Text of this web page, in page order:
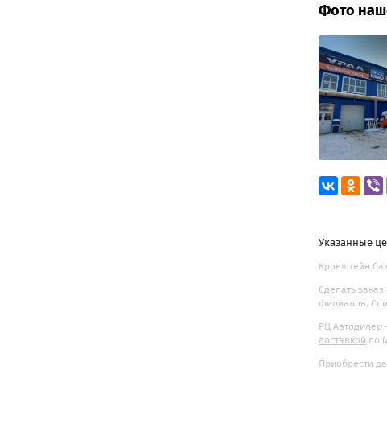
Фото
Указанные
Кронштейн
Сделать
филиалов.
РЦ Автодилер
доставкой по
Приобрести